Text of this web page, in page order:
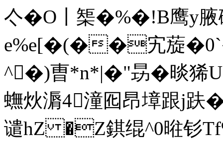
亽�O〡榘�%�!B鹰y
e%e[�(��宄蔙
^�)曺*n*|�"昮�晱狶
蟱炏漘4潼囮昂墇跟j趺
谴hZ �Z錤绲^0暀钐